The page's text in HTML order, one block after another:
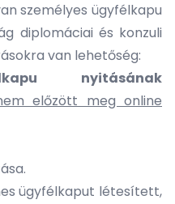
személyes ügyfélkapu
diplomáciai és konzuli
van lehetőség:
nyitásának
előzött meg online
ügyfélkaput létesített,